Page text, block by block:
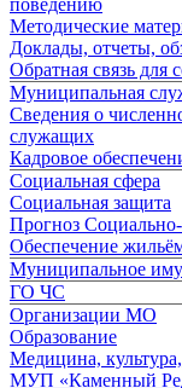
Методические
Доклады, отчеты,
Обратная связь для
Муниципальная
Сведения о
служащих
Кадровое
Социальная сфера
Социальная защита
Прогноз
Обеспечение
Муниципальное
ГО ЧС
Организации МО
Образование
Медицина, культура,
МУП «Каменный